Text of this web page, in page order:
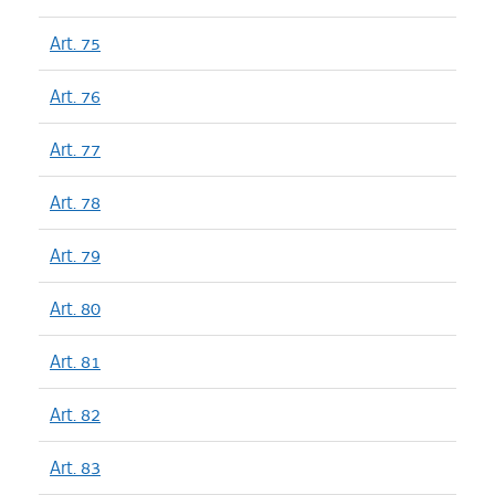
Art. 75
Art. 76
Art. 77
Art. 78
Art. 79
Art. 80
Art. 81
Art. 82
Art. 83